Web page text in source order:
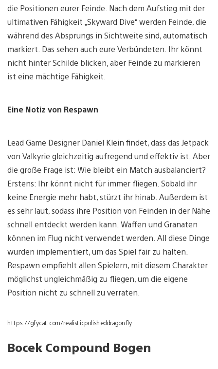
die Positionen eurer Feinde. Nach dem Aufstieg mit der
ultimativen Fähigkeit „Skyward Dive“ werden Feinde, die
während des Absprungs in Sichtweite sind, automatisch
markiert. Das sehen auch eure Verbündeten. Ihr könnt
nicht hinter Schilde blicken, aber Feinde zu markieren
ist eine mächtige Fähigkeit.
Eine Notiz von Respawn
Lead Game Designer Daniel Klein findet, dass das Jetpack
von Valkyrie gleichzeitig aufregend und effektiv ist. Aber
die große Frage ist: Wie bleibt ein Match ausbalanciert?
Erstens: Ihr könnt nicht für immer fliegen. Sobald ihr
keine Energie mehr habt, stürzt ihr hinab. Außerdem ist
es sehr laut, sodass ihre Position von Feinden in der Nähe
schnell entdeckt werden kann. Waffen und Granaten
können im Flug nicht verwendet werden. All diese Dinge
wurden implementiert, um das Spiel fair zu halten.
Respawn empfiehlt allen Spielern, mit diesem Charakter
möglichst ungleichmäßig zu fliegen, um die eigene
Position nicht zu schnell zu verraten.
https://gfycat.com/realisticpolisheddragonfly
Bocek Compound Bogen